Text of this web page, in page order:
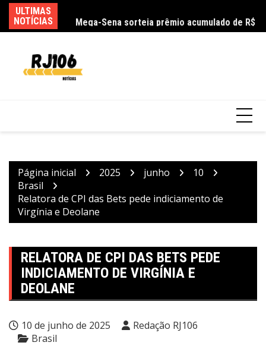
para
o
ULTIMAS
NOTÍCIAS
na queda de
e filha
165 milhões neste domingo
Página inicial 2025 junho
10
Brasil
Relatora de CPI das Bets pede indiciamento de
Virgínia e Deolane
RELATORA DE CPI DAS BETS PEDE
INDICIAMENTO DE VIRGÍNIA E
DEOLANE
10 de junho de 2025
Redação RJ106
Brasil